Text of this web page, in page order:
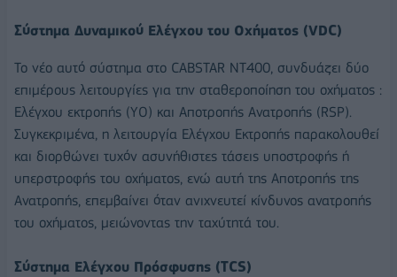
Σύστημα Δυναμικού Ελέγχου του Οχήματος (VDC)
Το νέο αυτό σύστημα στο CABSTAR NT400, συνδυάζει δύο
επιμέρους λειτουργίες για την σταθεροποίηση του οχήματος :
Ελέγχου εκτροπής (ΥΟ) και Αποτροπής Ανατροπής (RSP).
Συγκεκριμένα, η λειτουργία Ελέγχου Εκτροπής παρακολουθεί
και διορθώνει τυχόν ασυνήθιστες τάσεις υποστροφής ή
υπερστροφής του οχήματος, ενώ αυτή της Αποτροπής της
Ανατροπής, επεμβαίνει όταν ανιχνευτεί κίνδυνος ανατροπής
του οχήματος, μειώνοντας την ταχύτητά του.
Σύστημα Ελέγχου Πρόσφυσης (TCS)